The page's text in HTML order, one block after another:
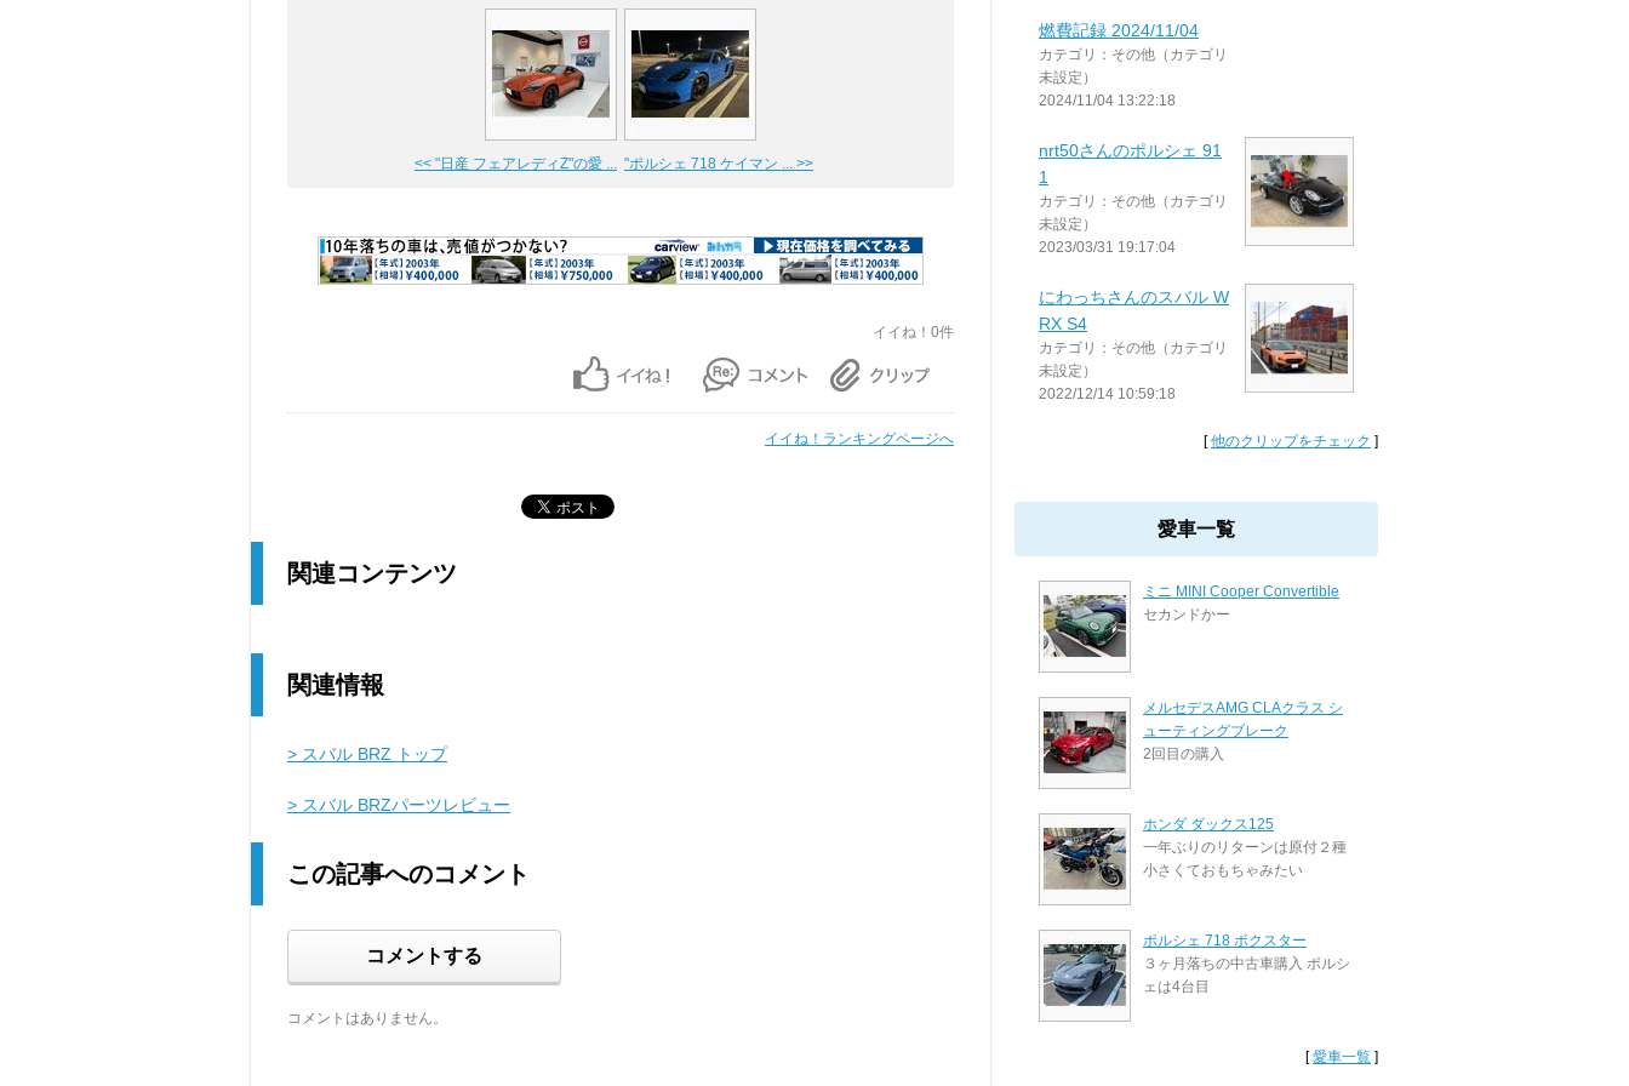
<< "日産 フェアレディZ"の愛 ... "ポルシェ 718 ケイマン ... >>
イイね！0件
イイね！ランキングページへ
関連コンテンツ
関連情報
> スバル BRZ トップ
> スバル BRZパーツレビュー
この記事へのコメント
コメントする
コメントはありません。
燃費記録 2024/11/04
カテゴリ：その他（カテゴリ
未設定）
2024/11/04 13:22:18
nrt50さんのポルシェ 91
1
カテゴリ：その他（カテゴリ
未設定）
2023/03/31 19:17:04
にわっちさんのスバル W
RX S4
カテゴリ：その他（カテゴリ
未設定）
2022/12/14 10:59:18
[他のクリップをチェック ]
愛車一覧
ミニ MINI Cooper Convertible
セカンドかー
メルセデスAMG CLAクラス シ
ューティングブレーク
2回目の購入
ホンダ ダックス125
一年ぶりのリターンは原付２種
小さくておもちゃみたい
ポルシェ 718 ボクスター
３ヶ月落ちの中古車購入 ポルシ
ェは4台目
[愛車一覧 ]